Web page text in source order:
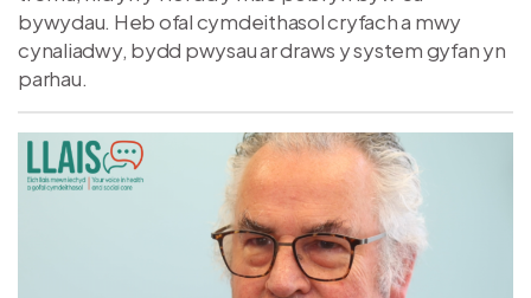
bywydau. Heb ofal cymdeithasol cryfach a mwy
cynaliadwy, bydd pwysau ar draws y system gyfan yn
parhau.
Delwedd